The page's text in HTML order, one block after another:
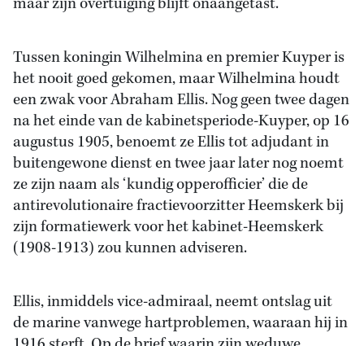
Tussen koningin Wilhelmina en premier Kuyper is
het nooit goed gekomen, maar Wilhelmina houdt
een zwak voor Abraham Ellis. Nog geen twee dagen
na het einde van de kabinetsperiode-Kuyper, op 16
augustus 1905, benoemt ze Ellis tot adjudant in
buitengewone dienst en twee jaar later nog noemt
ze zijn naam als ‘kundig opperofficier’ die de
antirevolutionaire fractievoorzitter Heemskerk bij
zijn formatiewerk voor het kabinet-Heemskerk
(1908-1913) zou kunnen adviseren.
Ellis, inmiddels vice-admiraal, neemt ontslag uit
de marine vanwege hartproblemen, waaraan hij in